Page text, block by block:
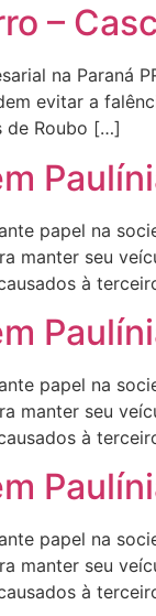
–
na Paraná
evitar a
de Roubo […]
papel na
manter seu
à
papel na
manter seu
à
papel na
manter seu
à